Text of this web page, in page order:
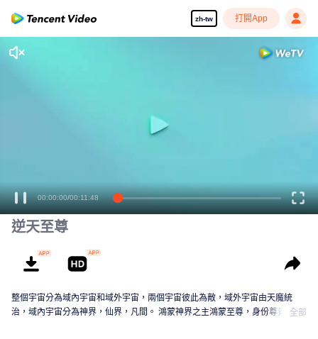
zh-tw 打開App
00:00:00/00:11:48
逆天至尊
整個宇宙分為域內宇宙和域外宇宙，兩個宇宙彼此為敵，域外宇宙由天魔統
治，域內宇宙分為神界，仙界，凡間。 鴻蒙神界之主鴻蒙至尊，身份尊貴，屬
全部